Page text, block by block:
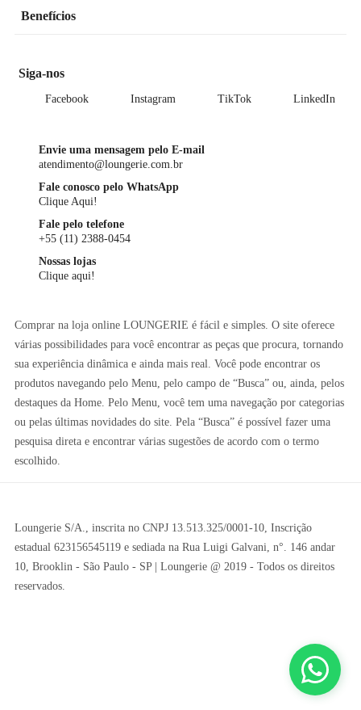
Benefícios
Siga-nos
Facebook Instagram TikTok LinkedIn
Envie uma mensagem pelo E-mail
atendimento@loungerie.com.br
Fale conosco pelo WhatsApp
Clique Aqui!
Fale pelo telefone
+55 (11) 2388-0454
Nossas lojas
Clique aqui!
Comprar na loja online LOUNGERIE é fácil e simples. O site oferece
várias possibilidades para você encontrar as peças que procura, tornando
sua experiência dinâmica e ainda mais real. Você pode encontrar os
produtos navegando pelo Menu, pelo campo de “Busca” ou, ainda, pelos
destaques da Home. Pelo Menu, você tem uma navegação por categorias
ou pelas últimas novidades do site. Pela “Busca” é possível fazer uma
pesquisa direta e encontrar várias sugestões de acordo com o termo
escolhido.
Loungerie S/A., inscrita no CNPJ 13.513.325/0001-10, Inscrição
estadual 623156545119 e sediada na Rua Luigi Galvani, n°. 146 andar
10, Brooklin - São Paulo - SP | Loungerie @ 2019 - Todos os direitos
reservados.